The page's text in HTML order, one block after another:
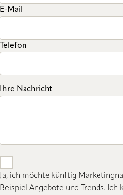
E-Mail
Telefon
Ihre Nachricht
Ja, ich möchte künftig
Beispiel Angebote und Trends.